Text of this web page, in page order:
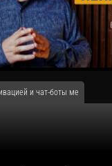
и чат-боты ме